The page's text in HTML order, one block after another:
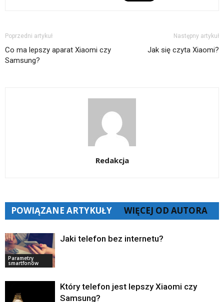
Poprzedni artykuł
Co ma lepszy aparat Xiaomi czy
Samsung?
Następny artykuł
Jak się czyta Xiaomi?
Redakcja
POWIĄZANE ARTYKUŁY WIĘCEJ OD AUTORA
Parametry
smartfonów
Jaki telefon bez internetu?
Który telefon jest lepszy Xiaomi czy
Samsung?